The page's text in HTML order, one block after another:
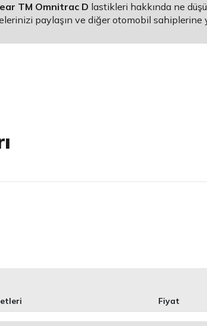
TM Omnitrac D lastikleri hakkında ne
paylaşın ve diğer otomobil sahiplerine
Fiyat